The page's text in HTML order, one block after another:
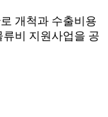
개척과 수출비용
류비 지원사업을 공